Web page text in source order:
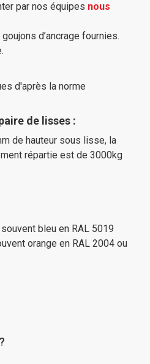
par nos équipes nous
d’ancrage fournies.
d'après la norme
de lisses :
de hauteur sous lisse, la
répartie est de 3000kg
bleu en RAL 5019
orange en RAL 2004 ou